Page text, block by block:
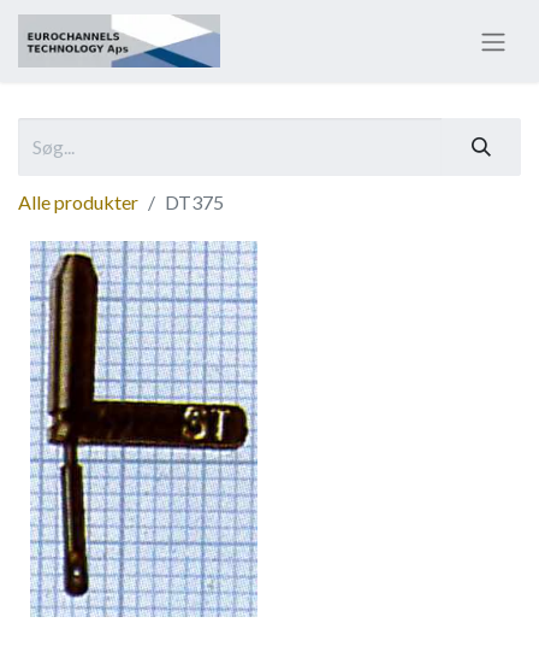
Alle produkter DT375